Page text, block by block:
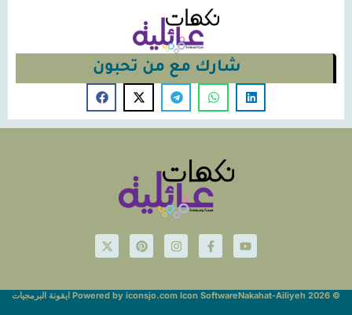
شارك مع من تحبون
© Nakahat-Ailiyeh 2026 Powered by iconsjo.com Icon Software ايقونة البرمجيات